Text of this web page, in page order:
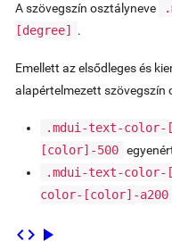
A szövegszín osztályneve
[degree]
.
Emellett az elsődleges és
alapértelmezett szövegszín
.mdui-text-color-
[color] -500
.mdui-text-color-
color- [color] -a200
code play_arrow